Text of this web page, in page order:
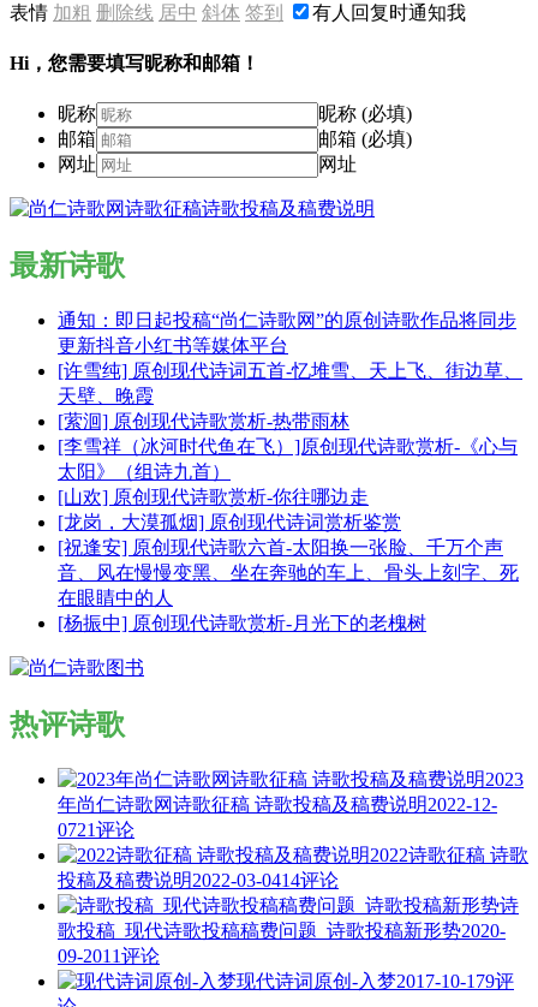
表情 加粗 删除线 居中 斜体 签到 有人回复时通知我
Hi，您需要填写昵称和邮箱！
昵称
昵称 (必填)
邮箱
邮箱 (必填)
网址
网址
最新诗歌
通知：即日起投稿“尚仁诗歌网”的原创诗歌作品将同步
更新抖音小红书等媒体平台
[许雪纯] 原创现代诗词五首-忆堆雪、天上飞、街边草、
天壁、晚霞
[萦洄] 原创现代诗歌赏析-热带雨林
[李雪祥（冰河时代鱼在飞）]原创现代诗歌赏析-《心与
太阳》（组诗九首）
[山欢] 原创现代诗歌赏析-你往哪边走
[龙岗，大漠孤烟] 原创现代诗词赏析鉴赏
[祝逢安] 原创现代诗歌六首-太阳换一张脸、千万个声
音、风在慢慢变黑、坐在奔驰的车上、骨头上刻字、死
在眼睛中的人
[杨振中] 原创现代诗歌赏析-月光下的老槐树
热评诗歌
2023
年尚仁诗歌网诗歌征稿 诗歌投稿及稿费说明2022-12-
0721评论
2022诗歌征稿 诗歌
投稿及稿费说明2022-03-0414评论
诗
歌投稿_现代诗歌投稿稿费问题_诗歌投稿新形势2020-
09-2011评论
现代诗词原创-入梦2017-10-179评